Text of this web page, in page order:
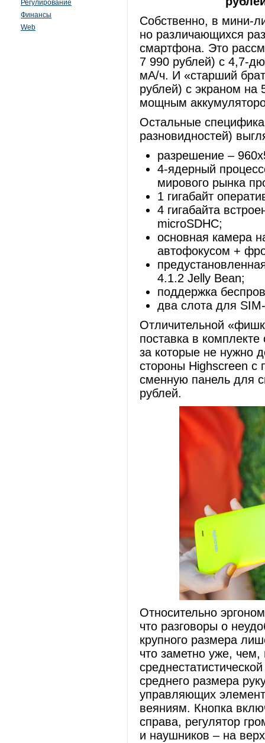
Регулирование
Финансы
Web
Собственно, в мини-
но различающихся
смартфона. Это
7 990 рублей) с 4,7-
мА/ч. И «старший
рублей) с экраном на
мощным
Остальные
разновидностей)
разрешение –
4-ядерный
мирового рынка
1 гигабайт
4 гигабайта
microSDHC;
основная камера
автофокусом +
4.1.2 Jelly Bean;
поддержка
два слота для
Отличительной
поставка в
за которые не нужно
стороны Highscreen с
сменную панель для
рублей.
Относительно
что разговоры о
крупного размера
что заметно уже,
среднего размера
управляющих
веяниям. Кнопка
справа, регулятор
и наушников – на